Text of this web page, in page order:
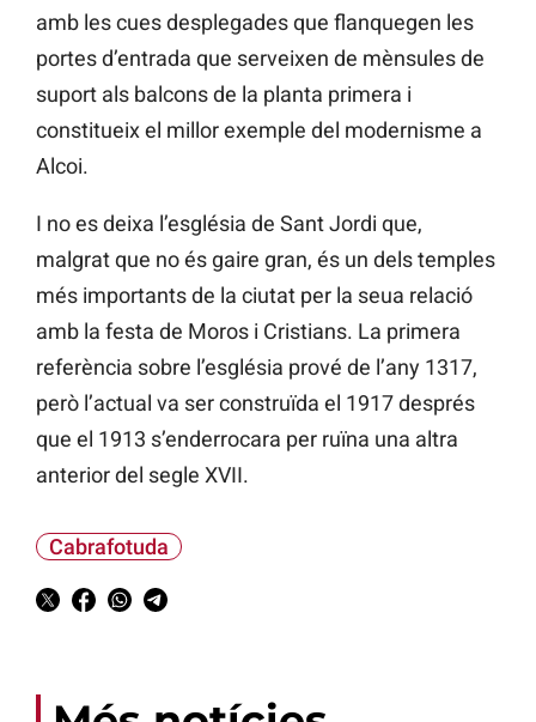
amb les cues desplegades que flanquegen les
portes d’entrada que serveixen de mènsules de
suport als balcons de la planta primera i
constitueix el millor exemple del modernisme a
Alcoi.
I no es deixa l’església de Sant Jordi que,
malgrat que no és gaire gran, és un dels temples
més importants de la ciutat per la seua relació
amb la festa de Moros i Cristians. La primera
referència sobre l’església prové de l’any 1317,
però l’actual va ser construïda el 1917 després
que el 1913 s’enderrocara per ruïna una altra
anterior del segle XVII.
Cabrafotuda